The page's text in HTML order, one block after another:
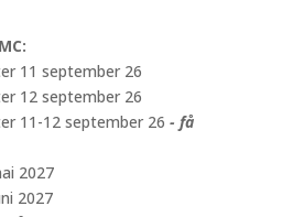
11 september 26
12 september 26
11-12 september 26 - få
2027
2027